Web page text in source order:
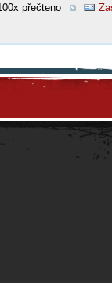
přečteno